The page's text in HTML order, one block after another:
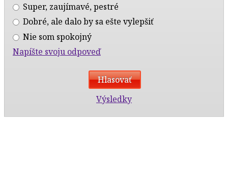
Super, zaujímavé, pestré
Dobré, ale dalo by sa ešte vylepšiť
Nie som spokojný
Napíšte svoju odpoveď
Výsledky